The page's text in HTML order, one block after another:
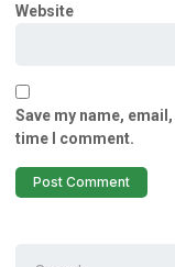
Website
Save my name,
time I comment.